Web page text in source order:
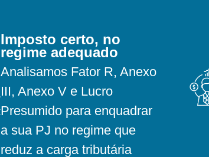
Imposto certo, no
regime adequado
Analisamos Fator R, Anexo
III, Anexo V e Lucro
Presumido para enquadrar
a sua PJ no regime que
reduz a carga tributária